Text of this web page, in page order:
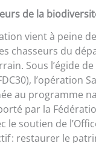
de la
vient à peine
chasseurs du
Sous l’égide
l’opération
au programme
porté par la
le soutien de
: restaurer le